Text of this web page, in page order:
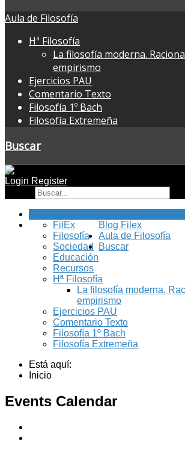
Aula de Filosofía
Hª Filosofía
La filosofía moderna.
empirismo
Ejercicios PAU
Comentario Texto
Filosofía 1º Bach
Filosofía Extremeña
Buscar
Login Register
Blog Filex
FilEx
Filosofía
Sociedad
Educación
Recursos
Aula de Filosofía
Hª Filosofía
La filosofía moderna.
empirismo
Ejercicios PAU
Comentario Texto
Filosofía 1º Bach
Filosofía Extremeña
Buscar
Está aquí:
Inicio
Events Calendar